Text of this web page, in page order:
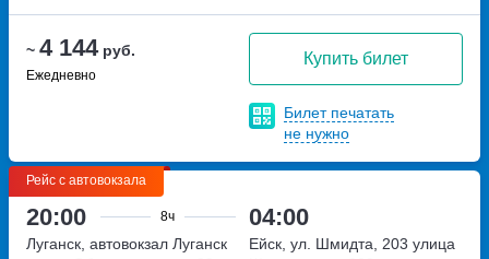
~ 4 144руб.
Ежедневно
Купить билет
Билет печатать
не нужно
Рейс с автовокзала
20:00 8ч 04:00
Луганск, автовокзал Луганск
Ейск, ул. Шмидта, 203 улица